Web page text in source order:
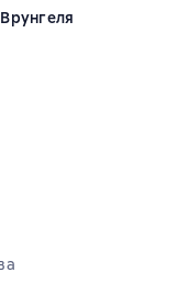
основе 19 оценок